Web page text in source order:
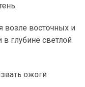
возле восточных и
глубине светлой
ожоги